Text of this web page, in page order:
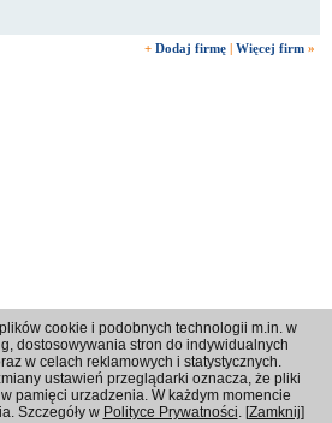
+ Dodaj firmę | Więcej firm »
prywatności|Reklama|Kontakt
Internetowy - Wszystkie prawa zastrzeżone
cookie i podobnych technologii m.in. w
dostosowywania stron do indywidualnych
w celach reklamowych i statystycznych.
ustawień przeglądarki oznacza, że pliki
pamięci urzadzenia. W każdym momencie
Szczegóły w Polityce Prywatności. [Zamknij]